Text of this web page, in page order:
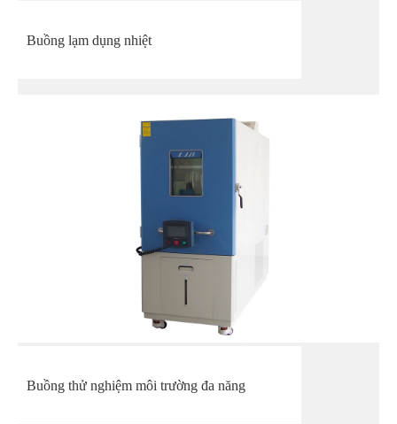
Buồng lạm dụng nhiệt
Buồng thử nghiệm môi trường đa năng